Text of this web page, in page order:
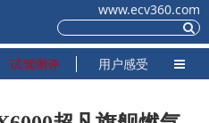
www.ecv360.com
试驾测评 用户感受